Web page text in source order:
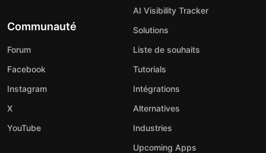
Communauté
Forum
Facebook
Instagram
X
YouTube
AI Visibility Tracker
Solutions
Liste de souhaits
Tutorials
Intégrations
Alternatives
Industries
Upcoming Apps